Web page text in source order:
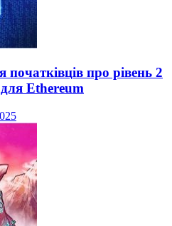
про рівень 2
Ethereum